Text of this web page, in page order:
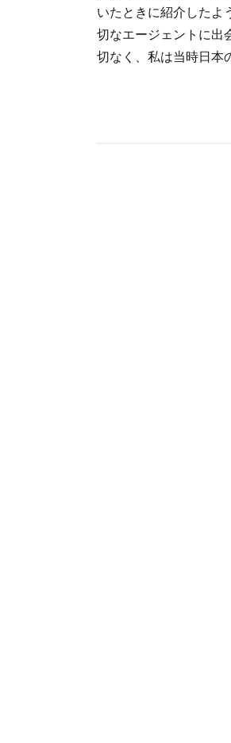
いたときに紹介した
切なエージェントに出
切なく、私は当時日本